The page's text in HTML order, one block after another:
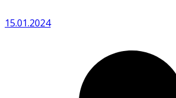
15.01.2024